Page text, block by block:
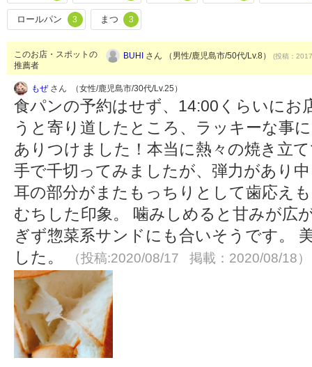
ロールパン 3 まつ 3
このお店・スポットの
推薦者
BUHI さん （男性/鹿児島市/50代/Lv.8） (投稿：
もぜさん （女性/鹿児島市/30代/Lv.25）
食パンの予約はせず、14:00くらいにお
うと寄り道したところ、ラッキーな事
ありつけました！本当に熱々の焼き立
手で千切ってみましたが、弾力があり
耳の部分がまたもっちりとして歯応え
むちした印象。 噛みしめると甘みが広
ぎず惣菜系サンドにも合いそうです。
した。
（投稿:2020/08/17 掲載：2020/08/18）